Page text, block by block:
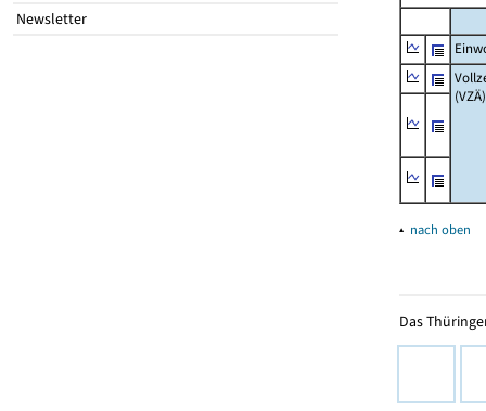
Newsletter
(VZÄ)
▴ nach oben
Das